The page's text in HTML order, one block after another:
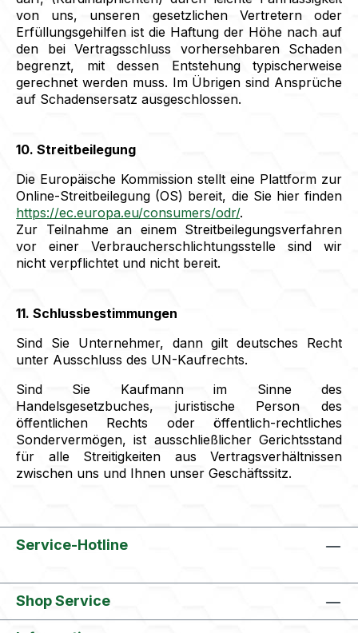
von uns, unseren gesetzlichen Vertretern oder
Erfüllungsgehilfen ist die Haftung der Höhe nach auf
den bei Vertragsschluss vorhersehbaren Schaden
begrenzt, mit dessen Entstehung typischerweise
gerechnet werden muss. Im Übrigen sind Ansprüche
auf Schadensersatz ausgeschlossen.
10. Streitbeilegung
Die Europäische Kommission stellt eine Plattform zur
Online-Streitbeilegung (OS) bereit, die Sie hier finden
https://ec.europa.eu/consumers/odr/.
Zur Teilnahme an einem Streitbeilegungsverfahren
vor einer Verbraucherschlichtungsstelle sind wir
nicht verpflichtet und nicht bereit.
11. Schlussbestimmungen
Sind Sie Unternehmer, dann gilt deutsches Recht
unter Ausschluss des UN-Kaufrechts.
Sind Sie Kaufmann im Sinne des
Handelsgesetzbuches, juristische Person des
öffentlichen Rechts oder öffentlich-rechtliches
Sondervermögen, ist ausschließlicher Gerichtsstand
für alle Streitigkeiten aus Vertragsverhältnissen
zwischen uns und Ihnen unser Geschäftssitz.
Service-Hotline
Shop Service